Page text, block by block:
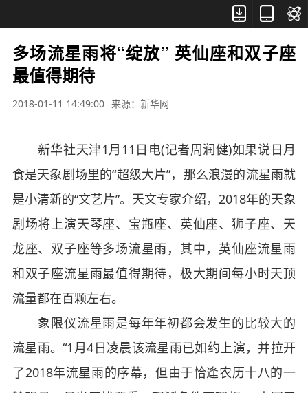



多场流星雨将“绽放” 英仙座和双子座
最值得期待
2018-01-11 14:49:00 来源：新华网
新华社天津1月11日电(记者周润健)如果说日月
食是天象剧场里的“超级大片”，那么浪漫的流星雨就
是小清新的“文艺片”。天文专家介绍，2018年的天象
剧场将上演天琴座、宝瓶座、英仙座、狮子座、天
龙座、双子座等多场流星雨，其中，英仙座流星雨
和双子座流星雨最值得期待，极大期间每小时天顶
流量都在百颗左右。
象限仪流星雨是每年年初都会发生的比较大的
流星雨。“1月4日凌晨该流星雨已如约上演，并拉开
了2018年流星雨的序幕，但由于恰逢农历十八的一